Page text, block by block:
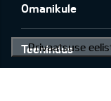
Omanikule
Teenindus